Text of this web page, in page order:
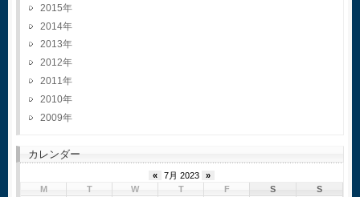
2015
2014
2013
2012
2011
2010
2009
カレンダー
« 7月 2023
»
M
T W T F S
S